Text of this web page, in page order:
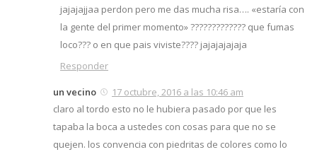
jajajajjaa perdon pero me das mucha risa…. «estaría con
la gente del primer momento» ????????????? que fumas
loco??? o en que pais viviste???? jajajajajaja
Responder
un vecino
17 octubre, 2016 a las 10:46 am
claro al tordo esto no le hubiera pasado por que les
tapaba la boca a ustedes con cosas para que no se
quejen. los convencia con piedritas de colores como lo